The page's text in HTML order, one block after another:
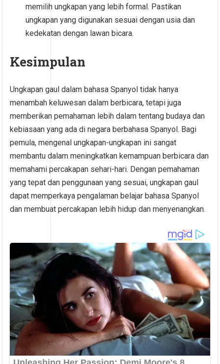
memilih ungkapan yang lebih formal. Pastikan
ungkapan yang digunakan sesuai dengan usia dan
kedekatan dengan lawan bicara.
Kesimpulan
Ungkapan gaul dalam bahasa Spanyol tidak hanya
menambah keluwesan dalam berbicara, tetapi juga
memberikan pemahaman lebih dalam tentang budaya dan
kebiasaan yang ada di negara berbahasa Spanyol. Bagi
pemula, mengenal ungkapan-ungkapan ini sangat
membantu dalam meningkatkan kemampuan berbicara dan
memahami percakapan sehari-hari. Dengan pemahaman
yang tepat dan penggunaan yang sesuai, ungkapan gaul
dapat memperkaya pengalaman belajar bahasa Spanyol
dan membuat percakapan lebih hidup dan menyenangkan.